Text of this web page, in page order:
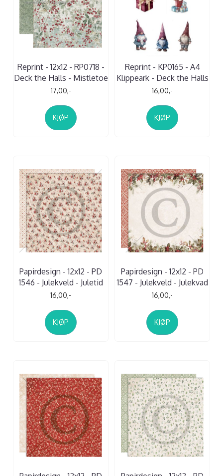
Reprint - 12x12 - RP0718 -
Deck the Halls - Mistletoe
17,00,-
KJØP
Reprint - KP0165 - A4
Klippeark - Deck the Halls
16,00,-
KJØP
Papirdesign - 12x12 - PD
1546 - Julekveld - Juletid
16,00,-
KJØP
Papirdesign - 12x12 - PD
1547 - Julekveld - Julekvad
16,00,-
KJØP